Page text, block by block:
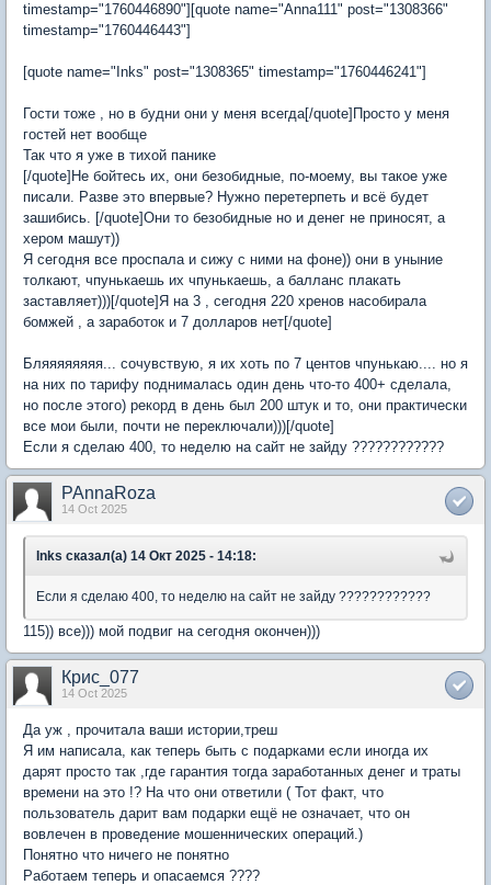
timestamp="1760446890"][quote name="Anna111" post="1308366"
timestamp="1760446443"]
[quote name="Inks" post="1308365" timestamp="1760446241"]
Гости тоже , но в будни они у меня всегда[/quote]Просто у меня
гостей нет вообще
Так что я уже в тихой панике
[/quote]Не бойтесь их, они безобидные, по-моему, вы такое уже
писали. Разве это впервые? Нужно перетерпеть и всё будет
зашибись. [/quote]Они то безобидные но и денег не приносят, а
хером машут))
Я сегодня все проспала и сижу с ними на фоне)) они в уныние
толкают, чпунькаешь их чпунькаешь, а балланс плакать
заставляет)))[/quote]Я на 3 , сегодня 220 хренов насобирала
бомжей , а заработок и 7 долларов нет[/quote]
Бляяяяяяяя... сочувствую, я их хоть по 7 центов чпунькаю.... но я
на них по тарифу поднималась один день что-то 400+ сделала,
но после этого) рекорд в день был 200 штук и то, они практически
все мои были, почти не переключали)))[/quote]
Если я сделаю 400, то неделю на сайт не зайду ????????????
PAnnaRoza
14 Oct 2025
Inks сказал(а) 14 Окт 2025 - 14:18:
Если я сделаю 400, то неделю на сайт не зайду ????????????
115)) все))) мой подвиг на сегодня окончен)))
Крис_077
14 Oct 2025
Да уж , прочитала ваши истории,треш
Я им написала, как теперь быть с подарками если иногда их
дарят просто так ,где гарантия тогда заработанных денег и траты
времени на это !? На что они ответили ( Тот факт, что
пользователь дарит вам подарки ещё не означает, что он
вовлечен в проведение мошеннических операций.)
Понятно что ничего не понятно
Работаем теперь и опасаемся ????